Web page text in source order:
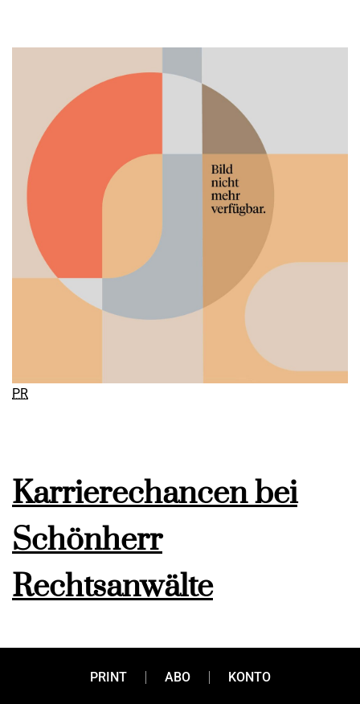
PR
Karrierechancen bei
Schönherr
Rechtsanwälte
PRINT ABO KONTO